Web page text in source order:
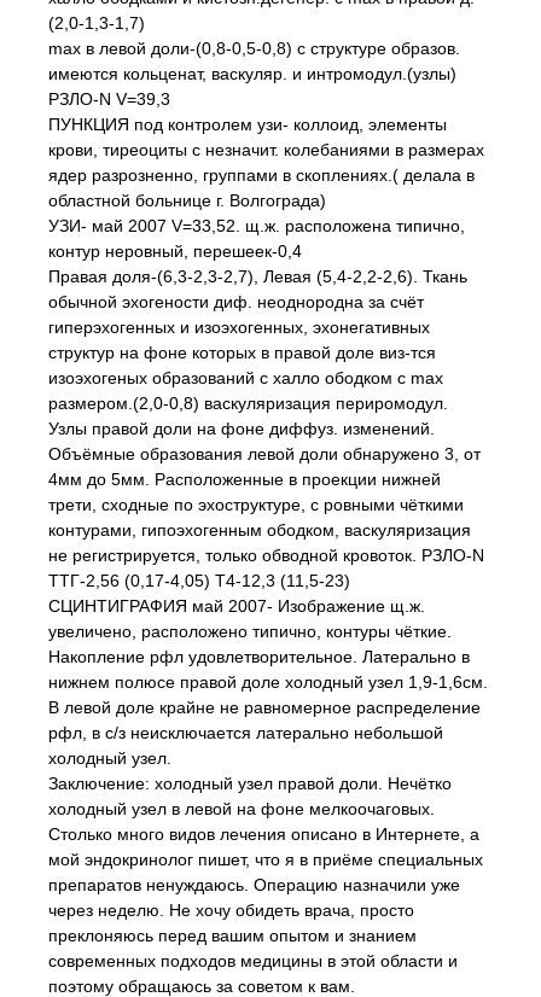
(2,0-1,3-1,7)
max в левой доли-(0,8-0,5-0,8) с структуре образов.
имеются кольценат, васкуляр. и интромодул.(узлы)
РЗЛО-N V=39,3
ПУНКЦИЯ под контролем узи- коллоид, элементы
крови, тиреоциты с незначит. колебаниями в размерах
ядер разрозненно, группами в скоплениях.( делала в
областной больнице г. Волгограда)
УЗИ- май 2007 V=33,52. щ.ж. расположена типично,
контур неровный, перешеек-0,4
Правая доля-(6,3-2,3-2,7), Левая (5,4-2,2-2,6). Ткань
обычной эхогености диф. неоднородна за счёт
гиперэхогенных и изоэхогенных, эхонегативных
структур на фоне которых в правой доле виз-тся
изоэхогеных образований с халло ободком с max
размером.(2,0-0,8) васкуляризация периромодул.
Узлы правой доли на фоне диффуз. изменений.
Объёмные образования левой доли обнаружено 3, от
4мм до 5мм. Расположенные в проекции нижней
трети, сходные по эхоструктуре, с ровными чёткими
контурами, гипоэхогенным ободком, васкуляризация
не регистрируется, только обводной кровоток. РЗЛО-N
ТТГ-2,56 (0,17-4,05) Т4-12,3 (11,5-23)
СЦИНТИГРАФИЯ май 2007- Изображение щ.ж.
увеличено, расположено типично, контуры чёткие.
Накопление рфл удовлетворительное. Латерально в
нижнем полюсе правой доле холодный узел 1,9-1,6см.
В левой доле крайне не равномерное распределение
рфл, в с/з неисключается латерально небольшой
холодный узел.
Заключение: холодный узел правой доли. Нечётко
холодный узел в левой на фоне мелкоочаговых.
Столько много видов лечения описано в Интернете, а
мой эндокринолог пишет, что я в приёме специальных
препаратов ненуждаюсь. Операцию назначили уже
через неделю. Не хочу обидеть врача, просто
преклоняюсь перед вашим опытом и знанием
современных подходов медицины в этой области и
поэтому обращаюсь за советом к вам.